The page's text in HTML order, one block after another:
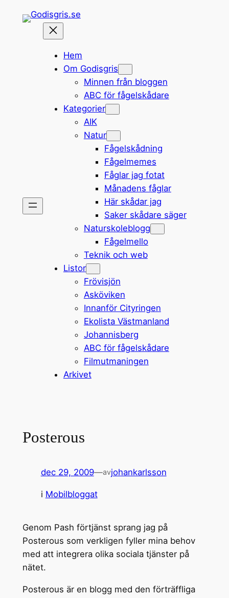
Hem
Om Godisgris
Minnen från bloggen
ABC för fågelskådare
Kategorier
AIK
Natur
Fågelskådning
Fågelmemes
Fåglar jag fotat
Månadens fåglar
Här skådar jag
Saker skådare säger
Naturskoleblogg
Fågelmello
Teknik och web
Listor
Frövisjön
Asköviken
Innanför Cityringen
Ekolista Västmanland
Johannisberg
ABC för fågelskådare
Filmutmaningen
Arkivet
Posterous
dec 29, 2009—avjohankarlsson
i Mobilbloggat
Genom Pash förtjänst sprang jag på
Posterous som verkligen fyller mina behov
med att integrera olika sociala tjänster på
nätet.
Posterous är en blogg med den förträffliga